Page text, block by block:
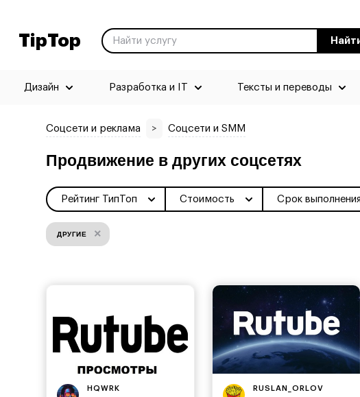
TipTop
Дизайн Разработка и IT Тексты и переводы
Соцсети и реклама > Соцсети и SMM
Продвижение в других соцсетях
Рейтинг ТипТоп Стоимость Срок выполнения
ДРУГИЕ ×
HQWRK RUSLAN_ORLOV